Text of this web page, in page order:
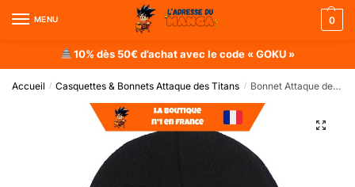
MENU 0
10% dès 50€ d’achat avec le code « GOKU »
Accueil / Casquettes & Bonnets Attaque des Titans / Bonnet Attaque des Titans : Livai